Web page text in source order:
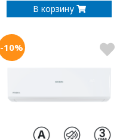
В корзину
-10%